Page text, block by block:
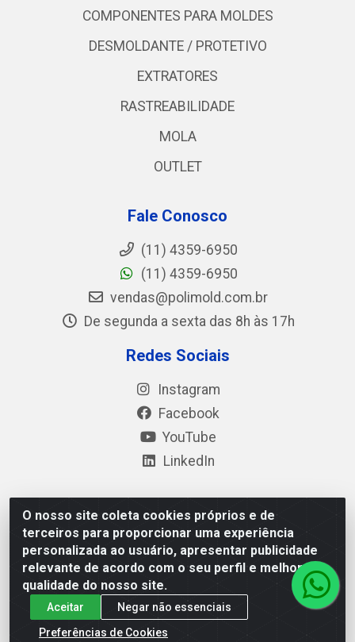
O nosso site coleta cookies próprios e de
terceiros para proporcionar uma experiência
personalizada ao usuário, apresentar publicidade
relevante de acordo com o seu perfil e melhorar a
qualidade do nosso site.
Aceitar
Negar não essenciais
Preferências de Cookies
COMPONENTES PARA MOLDES
DESMOLDANTE / PROTETIVO
EXTRATORES
RASTREABILIDADE
MOLA
OUTLET
Fale Conosco
(11) 4359-6950
(11) 4359-6950
vendas@polimold.com.br
De segunda a sexta das 8h às 17h
Redes Sociais
Instagram
Facebook
YouTube
LinkedIn
Polimold Industrial Ltda - Estrada dos Casa, 4585 – São
Bernardo do Campo / SP – CEP: 09.840-000 - CNPJ
44.106.466/0001-41